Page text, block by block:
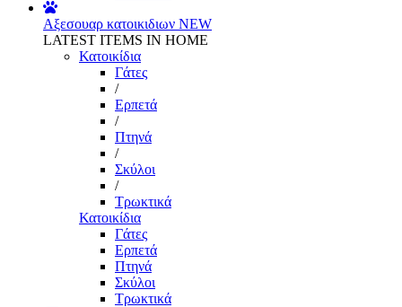
Αξεσουαρ κατοικιδιων NEW
LATEST ITEMS IN HOME
Κατοικίδια
Γάτες
/
Ερπετά
/
Πτηνά
/
Σκύλοι
/
Τρωκτικά
Κατοικίδια
Γάτες
Ερπετά
Πτηνά
Σκύλοι
Τρωκτικά